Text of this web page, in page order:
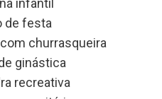
infantil
de festa
churrasqueira
ginástica
recreativa